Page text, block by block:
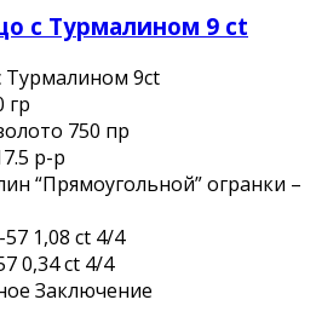
с Турмалином 9 ct
Турмалином 9ct
гр
750 пр
р-р
“Прямоугольной” огранки –
1,08 ct 4/4
0,34 ct 4/4
Заключение